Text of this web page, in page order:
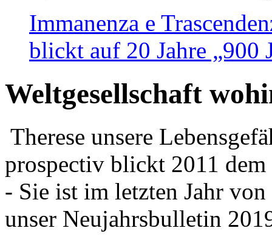
Immanenza e
blickt auf 20 Jahre „900
Weltgesellschaft
Therese unsere
prospectiv blickt 2011
- Sie ist im letzten Jahr
unser Neujahrsbulletin